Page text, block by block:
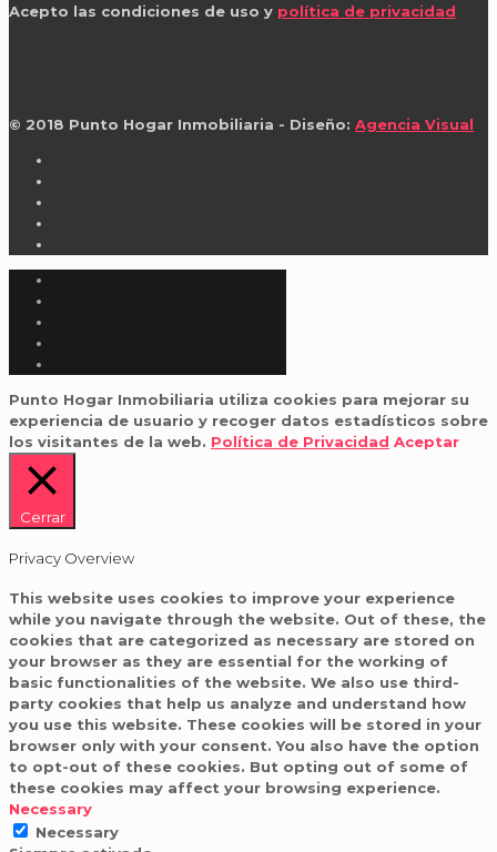
Acepto las condiciones de uso y política de privacidad
© 2018 Punto Hogar Inmobiliaria - Diseño: Agencia Visual
Punto Hogar Inmobiliaria utiliza cookies para mejorar su
experiencia de usuario y recoger datos estadísticos sobre
los visitantes de la web. Política de Privacidad Aceptar
Cerrar
Privacy Overview
This website uses cookies to improve your experience
while you navigate through the website. Out of these, the
cookies that are categorized as necessary are stored on
your browser as they are essential for the working of
basic functionalities of the website. We also use third-
party cookies that help us analyze and understand how
you use this website. These cookies will be stored in your
browser only with your consent. You also have the option
to opt-out of these cookies. But opting out of some of
these cookies may affect your browsing experience.
Necessary
Necessary